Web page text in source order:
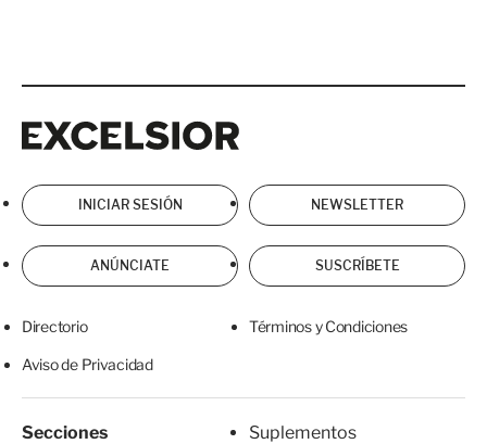
INICIAR SESIÓN NEWSLETTER
ANÚNCIATE SUSCRÍBETE
Directorio Términos y Condiciones
Aviso de Privacidad
Secciones
Suplementos